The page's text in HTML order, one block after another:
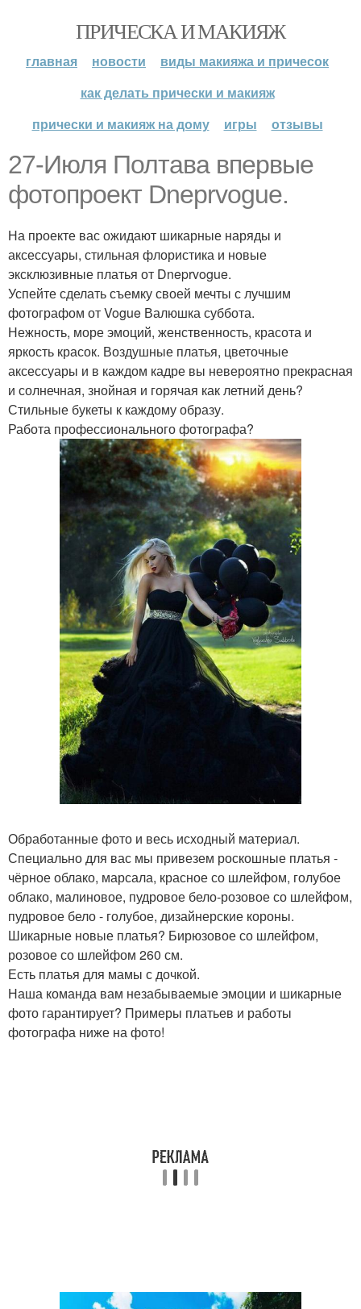
ПРИЧЕСКА И МАКИЯЖ
главная новости
виды макияжа и причесок
как делать прически и макияж
прически и макияж на дому
игры отзывы
27-Июля Полтава впервые
фотопроект Dneprvogue.
На проекте вас ожидают шикарные наряды и
аксессуары, стильная флористика и новые
эксклюзивные платья от Dneprvogue.
Успейте сделать съемку своей мечты с лучшим
фотографом от Vogue Валюшка суббота.
Нежность, море эмоций, женственность, красота и
яркость красок. Воздушные платья, цветочные
аксессуары и в каждом кадре вы невероятно прекрасная
и солнечная, знойная и горячая как летний день?
Стильные букеты к каждому образу.
Работа профессионального фотографа?
Обработанные фото и весь исходный материал.
Специально для вас мы привезем роскошные платья -
чёрное облако, марсала, красное со шлейфом, голубое
облако, малиновое, пудровое бело-розовое со шлейфом,
пудровое бело - голубое, дизайнерские короны.
Шикарные новые платья? Бирюзовое со шлейфом,
розовое со шлейфом 260 см.
Есть платья для мамы с дочкой.
Наша команда вам незабываемые эмоции и шикарные
фото гарантирует? Примеры платьев и работы
фотографа ниже на фото!